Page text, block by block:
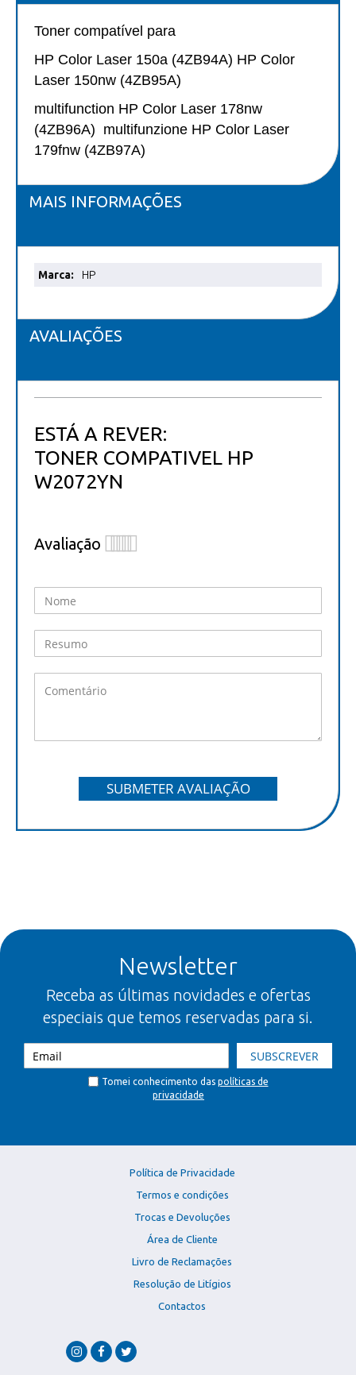
Toner compatível para
HP Color Laser 150a (4ZB94A) HP Color
Laser 150nw (4ZB95A)
multifunction HP Color Laser 178nw
(4ZB96A) multifunzione HP Color Laser
179fnw (4ZB97A)
MAIS INFORMAÇÕES
Mais
HP
AVALIAÇÕES
ESTÁ A REVER:
TONER COMPATIVEL HP
W2072YN
Avaliação
SUBMETER AVALIAÇÃO
Newsletter
Receba as últimas novidades e ofertas
especiais que temos reservadas para si.
SUBSCREVER
Tomei conhecimento das políticas de
privacidade
Política de Privacidade
Termos e condições
Trocas e Devoluções
Área de Cliente
Livro de Reclamações
Resolução de Litígios
Contactos